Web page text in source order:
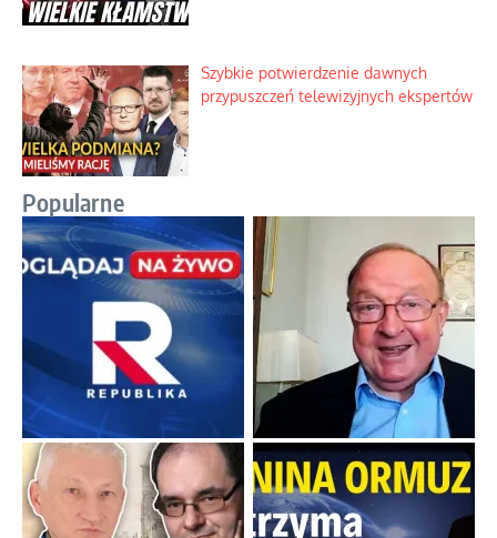
Szybkie potwierdzenie dawnych
przypuszczeń telewizyjnych ekspertów
Popularne